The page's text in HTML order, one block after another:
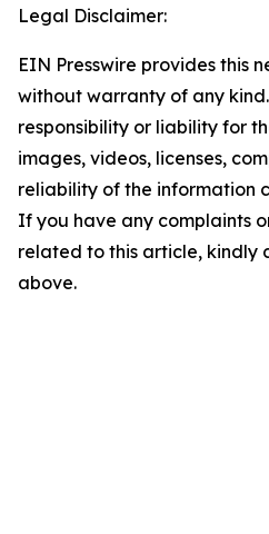
Legal Disclaimer:
EIN Presswire provides this
without warranty of any
responsibility or liability for
images, videos, licenses,
reliability of the information
If you have any complaints
related to this article, kindly
above.